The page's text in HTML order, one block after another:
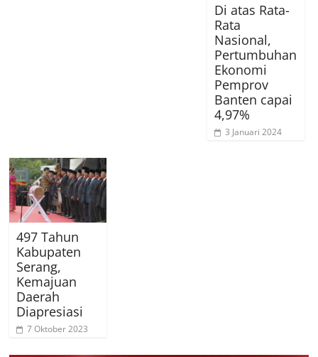
Di atas Rata-
Rata
Nasional,
Pertumbuhan
Ekonomi
Pemprov
Banten capai
4,97%
3 Januari 2024
497 Tahun
Kabupaten
Serang,
Kemajuan
Daerah
Diapresiasi
7 Oktober 2023